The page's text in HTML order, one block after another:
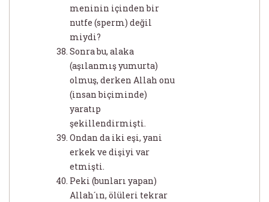
meninin içinden bir
nutfe (sperm) değil
miydi?
Sonra bu, alaka
(aşılanmış yumurta)
olmuş, derken Allah onu
(insan biçiminde)
yaratıp
şekillendirmişti.
Ondan da iki eşi, yani
erkek ve dişiyi var
etmişti.
Peki (bunları yapan)
Allah´ın, ölüleri tekrar